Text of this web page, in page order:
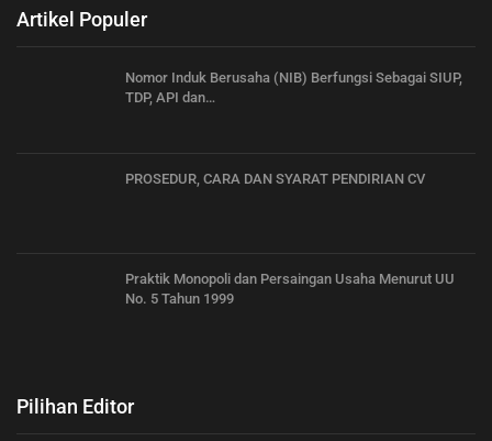
Artikel Populer
Nomor Induk Berusaha (NIB) Berfungsi Sebagai SIUP,
TDP, API dan…
PROSEDUR, CARA DAN SYARAT PENDIRIAN CV
Praktik Monopoli dan Persaingan Usaha Menurut UU
No. 5 Tahun 1999
Pilihan Editor